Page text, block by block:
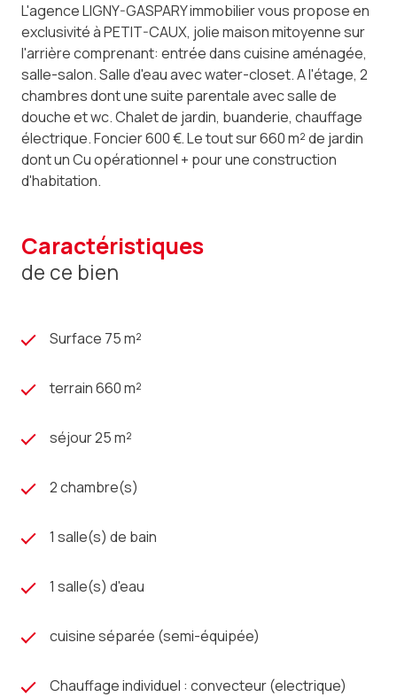
L'agence LIGNY-GASPARY immobilier vous propose en
exclusivité à PETIT-CAUX, jolie maison mitoyenne sur
l'arrière comprenant: entrée dans cuisine aménagée,
salle-salon. Salle d'eau avec water-closet. A l'étage, 2
chambres dont une suite parentale avec salle de
douche et wc. Chalet de jardin, buanderie, chauffage
électrique. Foncier 600 €. Le tout sur 660 m² de jardin
dont un Cu opérationnel + pour une construction
d'habitation.
caractéristiques
de ce bien
Surface 75 m²
terrain 660 m²
séjour 25 m²
2 chambre(s)
1 salle(s) de bain
1 salle(s) d'eau
cuisine séparée (semi-équipée)
Chauffage individuel : convecteur (electrique)